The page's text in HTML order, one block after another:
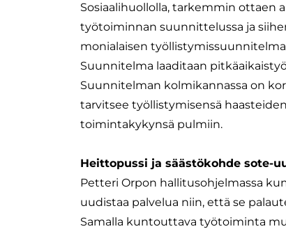
Sosiaalihuollolla, tarkemmin ottaen
työtoiminnan suunnittelussa ja
monialaisen
Suunnitelma laaditaan
Suunnitelman kolmikannassa on
tarvitsee työllistymisensä
toimintakykynsä pulmiin.
Heittopussi ja säästökohde sote-
Petteri Orpon hallitusohjelmassa
uudistaa palvelua niin, että se
Samalla kuntouttava työtoiminta